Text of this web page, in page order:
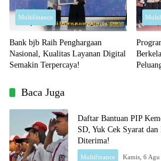
Multifinance
Bank bjb Raih Penghargaan
Nasional, Kualitas Layanan Digital
Semakin Terpercaya!
Baca Juga
Daftar Bantuan PIP
SD, Yuk Cek Syarat dan
Diterima!
Multifinance